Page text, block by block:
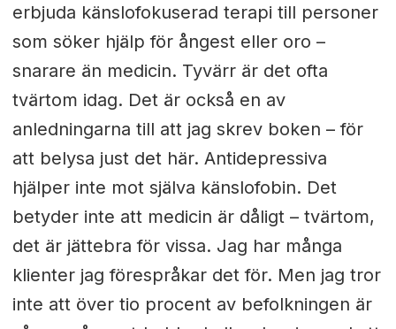
erbjuda känslofokuserad terapi till personer
som söker hjälp för ångest eller oro –
snarare än medicin. Tyvärr är det ofta
tvärtom idag. Det är också en av
anledningarna till att jag skrev boken – för
att belysa just det här. Antidepressiva
hjälper inte mot själva känslofobin. Det
betyder inte att medicin är dåligt – tvärtom,
det är jättebra för vissa. Jag har många
klienter jag förespråkar det för. Men jag tror
inte att över tio procent av befolkningen är